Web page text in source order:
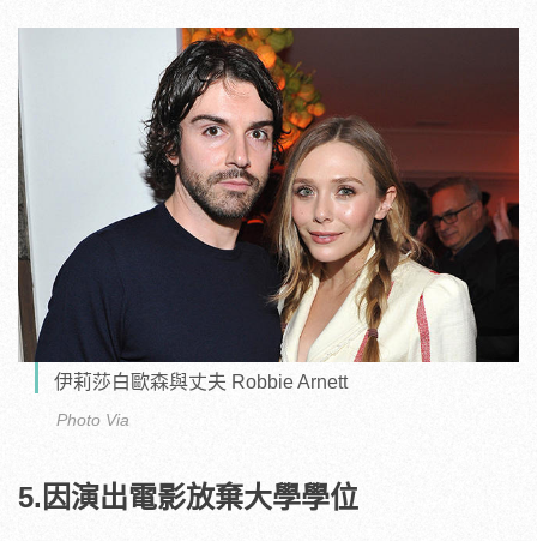
伊莉莎白歐森與丈夫 Robbie Arnett
Photo Via
5.因演出電影放棄大學學位